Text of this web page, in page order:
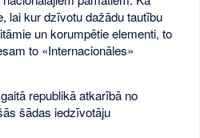
lai kur dzīvotu dažādu tautību
un korumpētie elementi, to
to «Internacionāles»
republikā atkarībā no
šādas iedzīvotāju